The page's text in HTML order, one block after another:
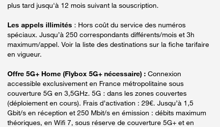
plus tard jusqu'à 12 mois suivant la souscription.
Les appels illimités : Hors coût du service des numéros
spéciaux. Jusqu’à 250 correspondants différents/mois et 3h
maximum/appel. Voir la liste des destinations sur la fiche tarifaire
en vigueur.
Offre 5G+ Home (Flybox 5G+ nécessaire) : Connexion
accessible exclusivement en France métropolitaine sous
couverture 5G en 3,5GHz. 5G : dans les zones couvertes
(déploiement en cours). Frais d’activation : 29€. Jusqu’à 1,5
Gbit/s en réception et 250 Mbit/s en émission : débits maximum
théoriques, en Wifi 7, sous réserve de couverture 5G+ et en